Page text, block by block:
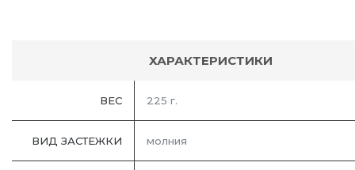
ХАРАКТЕРИСТИКИ
ВЕС 225 г.
ВИД ЗАСТЕЖКИ молния